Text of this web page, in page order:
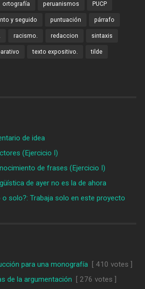
ortografía peruanismos PUCP
y seguido puntuación párrafo
racismo. redaccion sintaxis
texto expositivo. tilde
de idea
(Ejercicio I)
de frases (Ejercicio I)
de ayer no es la de ahora
o solo?: Trabaja solo en este proyecto
para una monografía[ 410 votes ]
de la argumentación [ 276 votes ]